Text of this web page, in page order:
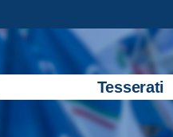
Tesserati